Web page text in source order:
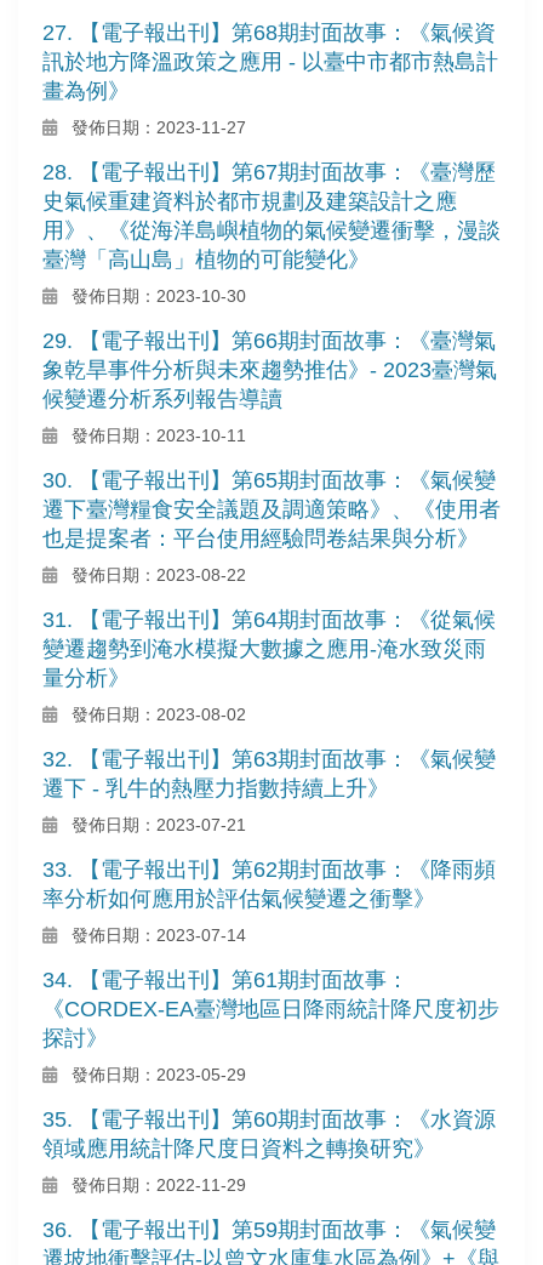
27. 【電子報出刊】第68期封面故事：《氣候資
訊於地方降溫政策之應用 - 以臺中市都市熱島計
畫為例》
發佈日期：2023-11-27
28. 【電子報出刊】第67期封面故事：《臺灣歷
史氣候重建資料於都市規劃及建築設計之應
用》、《從海洋島嶼植物的氣候變遷衝擊，漫談
臺灣「高山島」植物的可能變化》
發佈日期：2023-10-30
29. 【電子報出刊】第66期封面故事：《臺灣氣
象乾旱事件分析與未來趨勢推估》- 2023臺灣氣
候變遷分析系列報告導讀
發佈日期：2023-10-11
30. 【電子報出刊】第65期封面故事：《氣候變
遷下臺灣糧食安全議題及調適策略》、《使用者
也是提案者：平台使用經驗問卷結果與分析》
發佈日期：2023-08-22
31. 【電子報出刊】第64期封面故事：《從氣候
變遷趨勢到淹水模擬大數據之應用-淹水致災雨
量分析》
發佈日期：2023-08-02
32. 【電子報出刊】第63期封面故事：《氣候變
遷下 - 乳牛的熱壓力指數持續上升》
發佈日期：2023-07-21
33. 【電子報出刊】第62期封面故事：《降雨頻
率分析如何應用於評估氣候變遷之衝擊》
發佈日期：2023-07-14
34. 【電子報出刊】第61期封面故事：
《CORDEX-EA臺灣地區日降雨統計降尺度初步
探討》
發佈日期：2023-05-29
35. 【電子報出刊】第60期封面故事：《水資源
領域應用統計降尺度日資料之轉換研究》
發佈日期：2022-11-29
36. 【電子報出刊】第59期封面故事：《氣候變
遷坡地衝擊評估-以曾文水庫集水區為例》+《與